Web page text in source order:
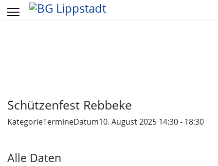
Schützenfest Rebbeke
KategorieTermineDatum10. August 2025 14:30- 18:30
Alle Daten
JahrMonat